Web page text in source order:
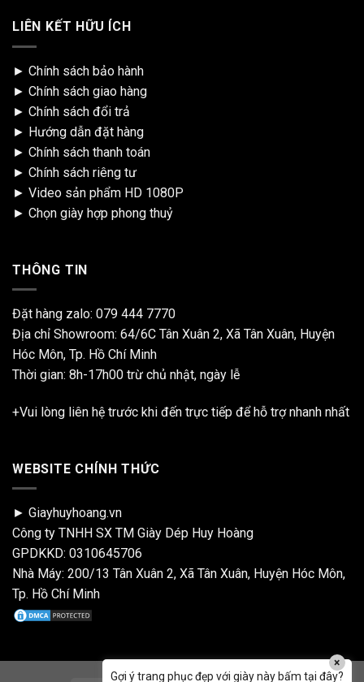
LIÊN KẾT HỮU ÍCH
► Chính sách bảo hành
► Chính sách giao hàng
► Chính sách đổi trả
► Hướng dẫn đặt hàng
► Chính sách thanh toán
► Chính sách riêng tư
► Video sản phẩm HD 1080P
► Chọn giày hợp phong thuỷ
THÔNG TIN
Đặt hàng zalo: 079 444 7770
Địa chỉ Showroom: 64/6C Tân Xuân 2, Xã Tân Xuân, Huyện
Hóc Môn, Tp. Hồ Chí Minh
Thời gian: 8h-17h00 trừ chủ nhật, ngày lễ
+Vui lòng liên hệ trước khi đến trực tiếp để hỗ trợ nhanh nhất
WEBSITE CHÍNH THỨC
► Giayhuyhoang.vn
Công ty TNHH SX TM Giày Dép Huy Hoàng
GPDKKD: 0310645706
Nhà Máy: 200/13 Tân Xuân 2, Xã Tân Xuân, Huyện Hóc Môn,
Tp. Hồ Chí Minh
Gợi ý trang phục đẹp với giày này bấm tại đây?
×